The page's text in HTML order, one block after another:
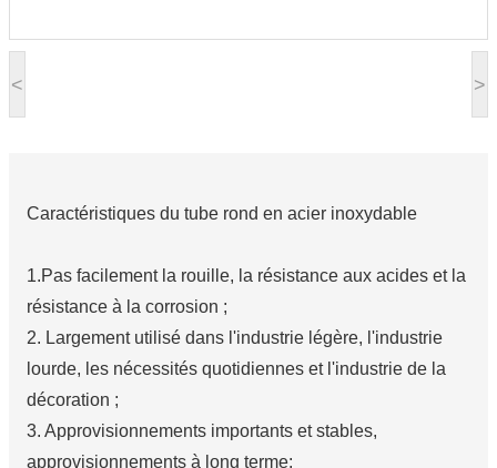
< >
Caractéristiques du tube rond en acier inoxydable
1.Pas facilement la rouille, la résistance aux acides et la
résistance à la corrosion ;
2. Largement utilisé dans l'industrie légère, l'industrie
lourde, les nécessités quotidiennes et l'industrie de la
décoration ;
3. Approvisionnements importants et stables,
approvisionnements à long terme;